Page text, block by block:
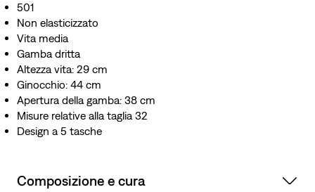
navetta tradizionale, che conferisce a questi jeans una
trama più stretta per una maggiore durata e crea l’orlo
fresco e rifinito che li distingue da tutti gli altri.
Questi jeans sono Shrink-to-Fit™, il che significa che sei
tu a decidere quanto stringere il capo, affinché il denim si
adatti perfettamente all’unicità del tuo corpo. Il risultato
è un paio di jeans con una vestibilità su misura. Addio
sartoria.
501
Non elasticizzato
Vita media
Gamba dritta
Altezza vita: 29 cm
Ginocchio: 44 cm
Apertura della gamba: 38 cm
Misure relative alla taglia 32
Design a 5 tasche
Composizione e cura